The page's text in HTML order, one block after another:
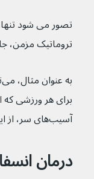
تصور می شود تنها
تروماتیک مزمن، جلوگیری
آسیب‌های سر، از این کار جلوگیری کنید.
درمان